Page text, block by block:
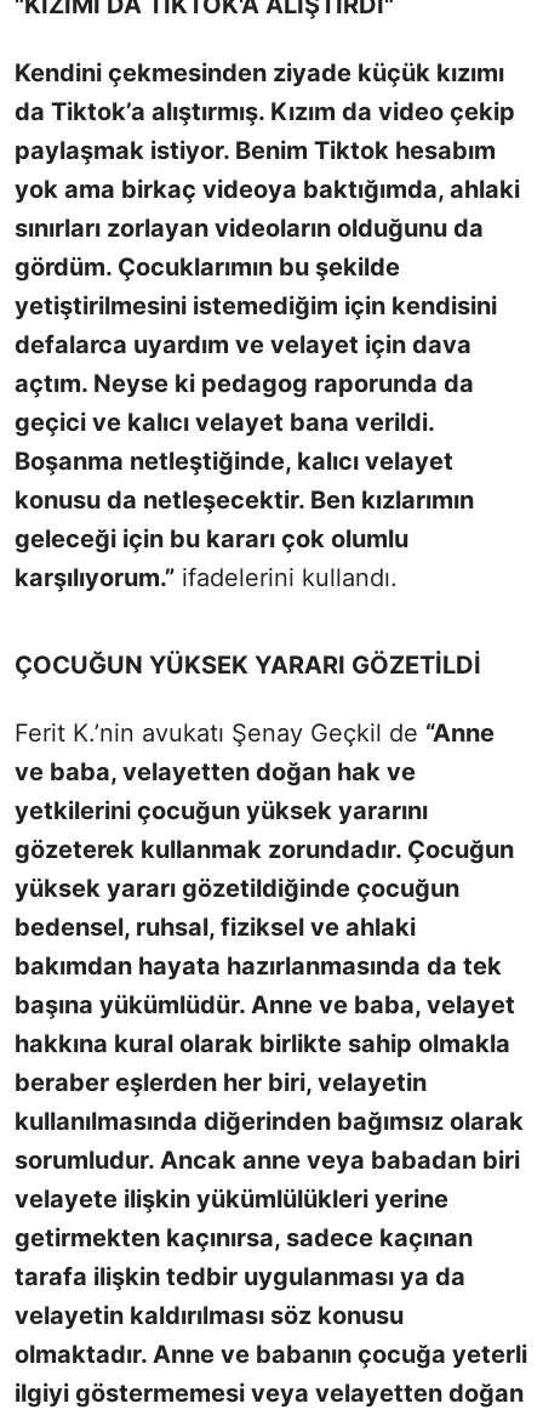
Kendini çekmesinden ziyade küçük kızımı
da Tiktok’a alıştırmış. Kızım da video çekip
paylaşmak istiyor. Benim Tiktok hesabım
yok ama birkaç videoya baktığımda, ahlaki
sınırları zorlayan videoların olduğunu da
gördüm. Çocuklarımın bu şekilde
yetiştirilmesini istemediğim için kendisini
defalarca uyardım ve velayet için dava
açtım. Neyse ki pedagog raporunda da
geçici ve kalıcı velayet bana verildi.
Boşanma netleştiğinde, kalıcı velayet
konusu da netleşecektir. Ben kızlarımın
geleceği için bu kararı çok olumlu
karşılıyorum.” ifadelerini kullandı.
ÇOCUĞUN YÜKSEK YARARI GÖZETİLDİ
Ferit K.’nin avukatı Şenay Geçkil de “Anne
ve baba, velayetten doğan hak ve
yetkilerini çocuğun yüksek yararını
gözeterek kullanmak zorundadır. Çocuğun
yüksek yararı gözetildiğinde çocuğun
bedensel, ruhsal, fiziksel ve ahlaki
bakımdan hayata hazırlanmasında da tek
başına yükümlüdür. Anne ve baba, velayet
hakkına kural olarak birlikte sahip olmakla
beraber eşlerden her biri, velayetin
kullanılmasında diğerinden bağımsız olarak
sorumludur. Ancak anne veya babadan biri
velayete ilişkin yükümlülükleri yerine
getirmekten kaçınırsa, sadece kaçınan
tarafa ilişkin tedbir uygulanması ya da
velayetin kaldırılması söz konusu
olmaktadır. Anne ve babanın çocuğa yeterli
ilgiyi göstermemesi veya velayetten doğan